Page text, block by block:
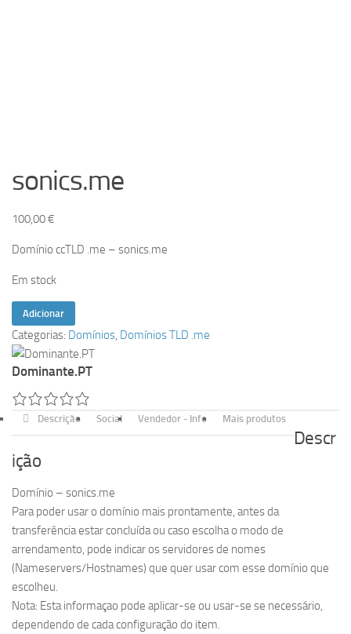
sonics.me
100,00€
Domínio ccTLD .me – sonics.me
Em stock
Quantidade
de
sonics.me
Adicionar
Categorias: Domínios, Domínios TLD .me
Dominante.PT
Descrição Social Vendedor - Info Mais produtos
Descr
ição
Domínio – sonics.me
Para poder usar o domínio mais prontamente, antes da
transferência estar concluída ou caso escolha o modo de
arrendamento, pode indicar os servidores de nomes
(Nameservers/Hostnames) que quer usar com esse domínio que
escolheu.
Nota: Esta informaçao pode aplicar-se ou usar-se se necessário,
dependendo de cada configuração do item.